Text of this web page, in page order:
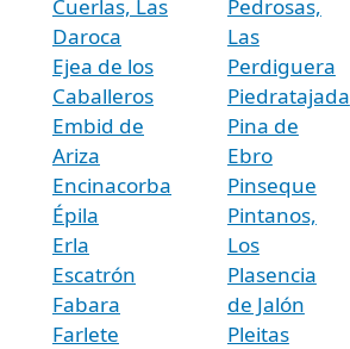
Cuerlas, Las
Daroca
Ejea de los
Caballeros
Embid de
Ariza
Encinacorba
Épila
Erla
Escatrón
Fabara
Farlete
Pedrosas,
Las
Perdiguera
Piedratajada
Pina de
Ebro
Pinseque
Pintanos,
Los
Plasencia
de Jalón
Pleitas